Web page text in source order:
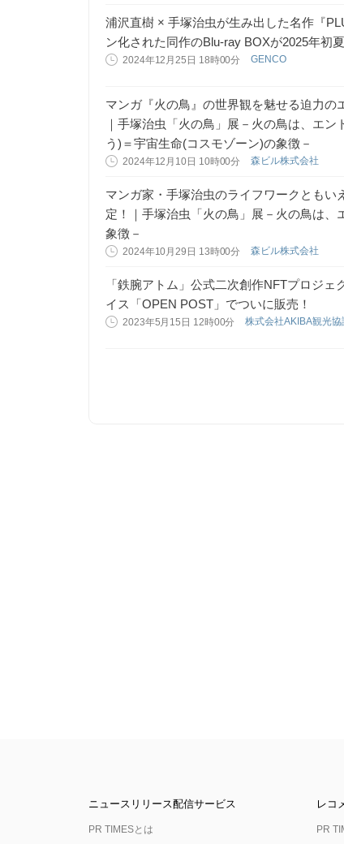
浦沢直樹 × 手塚治虫が生み出した名作『
ン化された同作のBlu-ray BOXが2025年初
2024年12月25日 18時00分 GENCO
マンガ『火の鳥』の世界観を魅せる迫力
｜手塚治虫「火の鳥」展－火の鳥は、エ
う)＝宇宙生命(コスモゾーン)の象徴－
2024年12月10日 10時00分 森ビル株式会社
マンガ家・手塚治虫のライフワークとも
定！｜手塚治虫「火の鳥」展－火の鳥は
象徴－
2024年10月29日 13時00分 森ビル株式会社
「鉄腕アトム」公式二次創作NFTプロジ
イス「OPEN POST」でついに販売！
2023年5月15日 12時00分 株式会社AKIBA観光協
ニュースリリース配信サービス
PR TIMESとは
レコ
PR